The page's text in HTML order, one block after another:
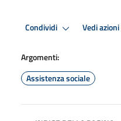
Condividi Vedi azioni
Argomenti:
Assistenza sociale